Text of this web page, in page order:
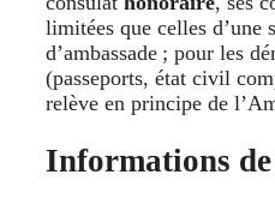
limitées que celles d’une
d’ambassade ; pour les
(passeports, état civil
relève en principe de
Informations